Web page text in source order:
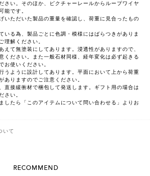
さい。そのほか、ピクチャーレールからループワイヤ
能です。
いただいた製品の重量を確認し、荷重に見合ったもの
いる為、製品ごとに色調・模様にはばらつきがありま
理解ください。
えて無塗装にしてあります。浸透性がありますので、
ください。また一般石材同様、経年変化は必ず起きる
お使いください。
うように設計してあります。平面において上から荷重
ありますのでご注意ください。
直接緩衝材で梱包して発送します。ギフト用の場合は
さい。
たら「このアイテムについて問い合わせる」よりお
いて
RECOMMEND